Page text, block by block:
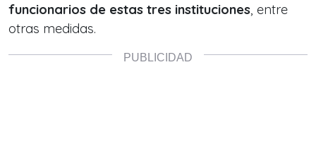
funcionarios de estas tres instituciones, entre
otras medidas.